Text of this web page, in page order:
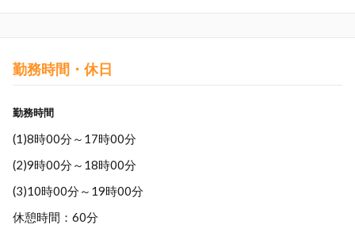
勤務時間・休日
勤務時間
(1)8時00分～17時00分
(2)9時00分～18時00分
(3)10時00分～19時00分
休憩時間：60分